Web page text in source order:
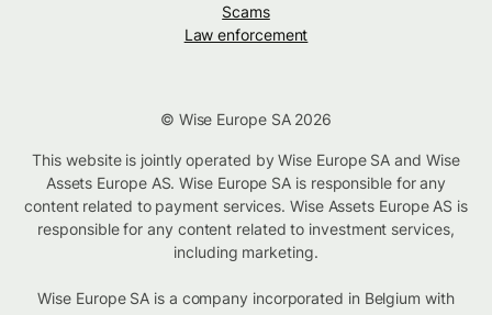
Scams
Law enforcement
© Wise Europe SA 2026
This website is jointly operated by Wise Europe SA and Wise
Assets Europe AS. Wise Europe SA is responsible for any
content related to payment services. Wise Assets Europe AS is
responsible for any content related to investment services,
including marketing.
Wise Europe SA is a company incorporated in Belgium with